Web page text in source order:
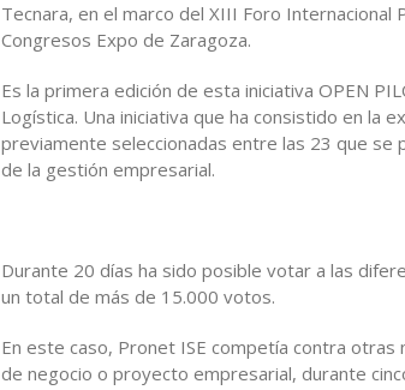
Tecnara, en el marco del XIII Foro
Congresos Expo de Zaragoza.
Es la primera edición de esta iniciativa OPEN
Logística. Una iniciativa que ha consistido en la
previamente seleccionadas entre las 23 que se
de la gestión empresarial.
Durante 20 días ha sido posible votar a las
un total de más de 15.000 votos.
En este caso, Pronet ISE competía contra
de negocio o proyecto empresarial, durante